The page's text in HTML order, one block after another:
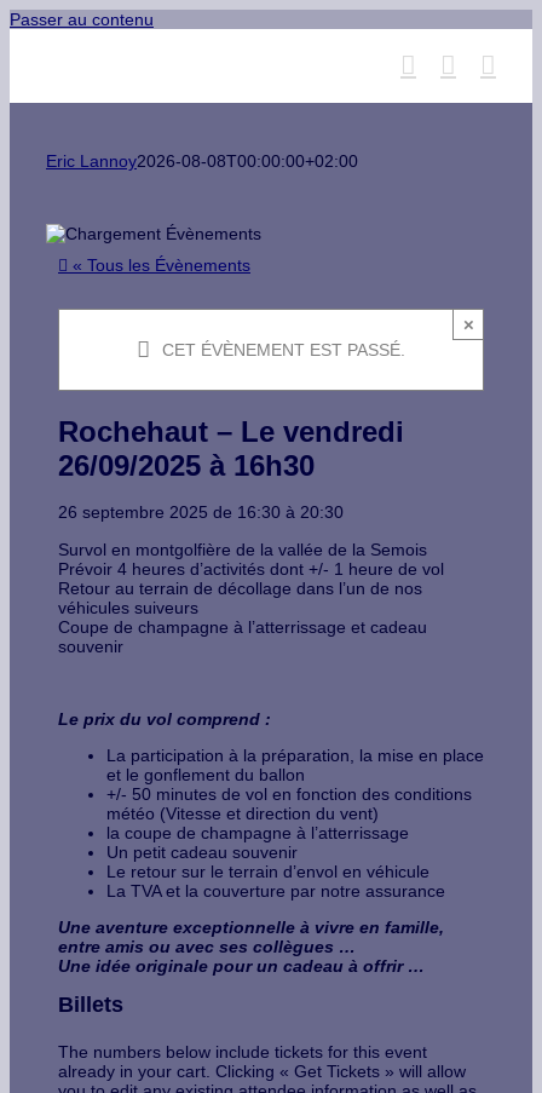
Passer au contenu
Eric Lannoy2026-08-08T00:00:00+02:00
« Tous les Évènements
CET ÉVÈNEMENT EST PASSÉ.
×
Rochehaut – Le vendredi
26/09/2025 à 16h30
26 septembre 2025 de 16:30 à 20:30
Survol en montgolfière de la vallée de la Semois
Prévoir 4 heures d’activités dont +/- 1 heure de vol
Retour au terrain de décollage dans l’un de nos
véhicules suiveurs
Coupe de champagne à l’atterrissage et cadeau
souvenir
Le prix du vol comprend :
La participation à la préparation, la mise en place
et le gonflement du ballon
+/- 50 minutes de vol en fonction des conditions
météo (Vitesse et direction du vent)
la coupe de champagne à l’atterrissage
Un petit cadeau souvenir
Le retour sur le terrain d’envol en véhicule
La TVA et la couverture par notre assurance
Une aventure exceptionnelle à vivre en famille,
entre amis ou avec ses collègues …
Une idée originale pour un cadeau à offrir …
Billets
The numbers below include tickets for this event
already in your cart. Clicking « Get Tickets » will allow